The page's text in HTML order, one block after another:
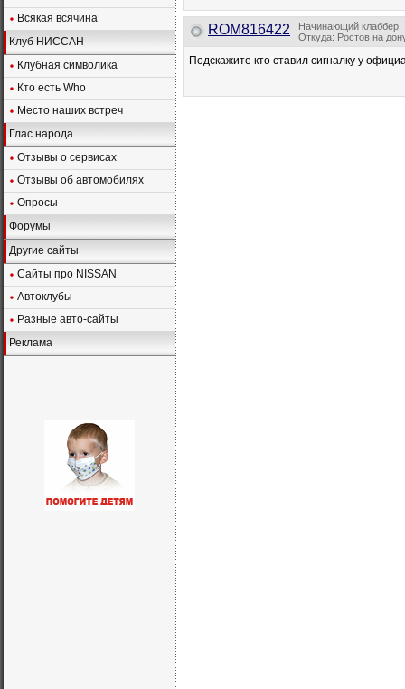
Всякая всячина
Клуб НИССАН
Клубная символика
Кто есть Who
Место наших встреч
Глас народа
Отзывы о сервисах
Отзывы об автомобилях
Опросы
Форумы
Другие сайты
Сайты про NISSAN
Автоклубы
Разные авто-сайты
Реклама
ROM816422
Начинающий клаббер
Откуда: Ростов на
Подскажите кто ставил сигналку у